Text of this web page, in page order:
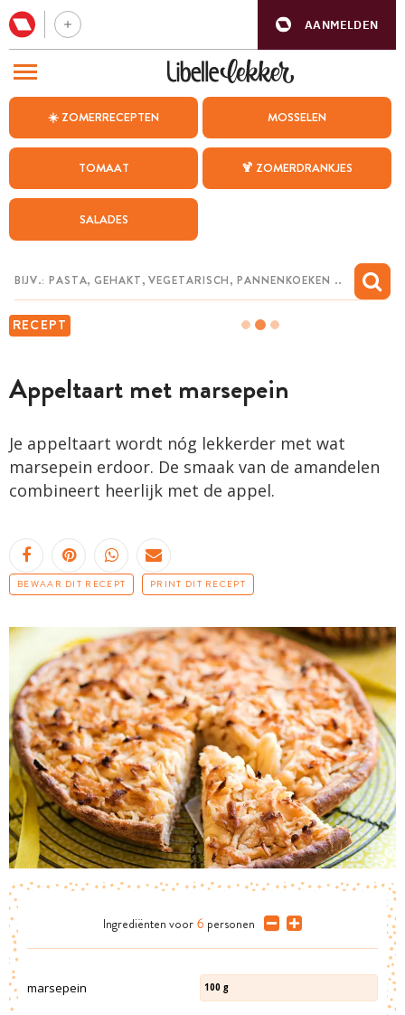
AANMELDEN
☀️ ZOMERRECEPTEN MOSSELEN
TOMAAT 🍹 ZOMERDRANKJES
SALADES
RECEPT
Appeltaart met marsepein
Je appeltaart wordt nóg lekkerder met wat
marsepein erdoor. De smaak van de amandelen
combineert heerlijk met de appel.
BEWAAR DIT RECEPT PRINT DIT RECEPT
Ingrediënten voor 6 personen
marsepein 100 g
BEZOEK ONZE ANDERE WEBSITES
WEEKMENU
CHAT MET MAIA
MIJN BEWAARDE RECEPTEN